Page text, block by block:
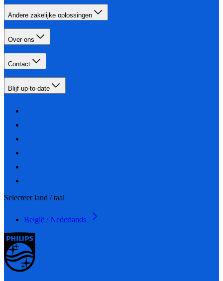
Andere zakelijke oplossingen
Over ons
Contact
Blijf up-to-date
Selecteer land / taal
België / Nederlands